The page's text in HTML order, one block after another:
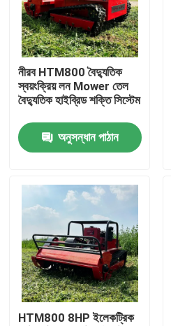
আমাদের সম্পর্কে
কারখানা ভ্রমণ
মান নিয়ন্ত্রণ
আমাদের সাথে যোগাযোগ করুন
খবর
উদ্ধৃতির জন্য আবেদন
হাইটপ মিনি এক্সকাভেটর
ছোট হাইড্রোলিক খননকারী
নীরব HTM800 বৈদ্যুতিক
স্বয়ংক্রিয় লন Mower তেল
বৈদ্যুতিক হাইব্রিড শক্তি সিস্টেম
অনুসন্ধান পাঠান
HTM800 8HP ইলেকট্রিক